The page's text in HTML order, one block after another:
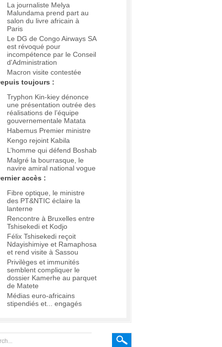
La journaliste Melya
Malundama prend part au
salon du livre africain à
Paris
Le DG de Congo Airways SA
est révoqué pour
incompétence par le Conseil
d'Administration
Macron visite contestée
toujours :
Tryphon Kin-kiey dénonce
une présentation outrée des
réalisations de l’équipe
gouvernementale Matata
Habemus Premier ministre
Kengo rejoint Kabila
L’homme qui défend Boshab
Malgré la bourrasque, le
navire amiral national vogue
accès :
Fibre optique, le ministre
des PT&NTIC éclaire la
lanterne
Rencontre à Bruxelles entre
Tshisekedi et Kodjo
Félix Tshisekedi reçoit
Ndayishimiye et Ramaphosa
et rend visite à Sassou
Privilèges et immunités
semblent compliquer le
dossier Kamerhe au parquet
de Matete
Médias euro-africains
stipendiés et... engagés